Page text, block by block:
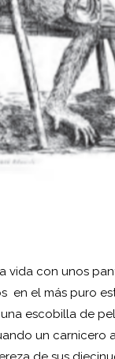
vida con unos
en el más puro
escobilla de
un carnicero